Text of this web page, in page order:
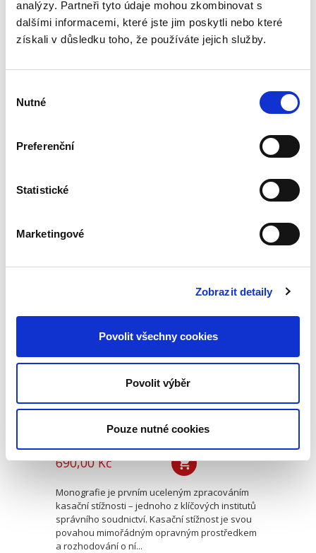
analýzy. Partneři tyto údaje mohou zkombinovat s
dalšími informacemi, které jste jim poskytli nebo které
získali v důsledku toho, že používáte jejich služby.
souhlasu
Nutné
Preferenční
Statistické
Marketingové
Zobrazit detaily
Povolit všechny cookies
Povolit výběr
Pouze nutné cookies
zakázek na IT.
Vybrané povinnosti
Kamil Jelínek,
správy – zásadně v pozici veřejných
zadavatelů ve smyslu § 4 ZVZ – z vybraných
690,00 Kč
Monografie je prvním uceleným zpracováním
kasační stížnosti – jednoho z klíčových institutů
správního soudnictví. Kasační stížnost je svou
povahou mimořádným opravným prostředkem
a rozhodování o ní...